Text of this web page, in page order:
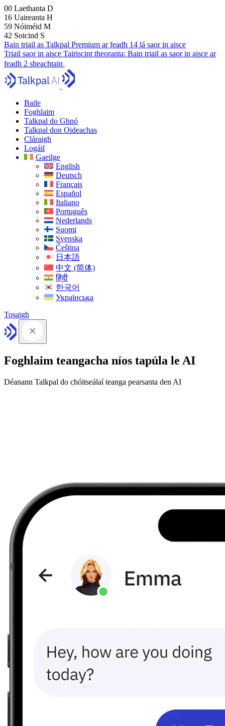
00 Laethanta D
16 Uaireanta H
59 Nóiméid M
41 Soicind S
Bain triail as Talkpal Premium ar feadh 14 lá saor in aisce
Triail saor in aisce Tairiscint theoranta: Bain triail as saor in aisce ar
feadh 2 sheachtain
Baile
Foghlaim
Talkpal do Ghnó
Talkpal don Oideachas
Cláraigh
Logáil
Gaeilge
English
Deutsch
Français
Español
Italiano
Português
Nederlands
Suomi
Svenska
Čeština
日本語
中文 (简体)
हिंदी
한국어
Українська
Tosaigh
Foghlaim teangacha níos tapúla le AI
Déanann Talkpal do chóitseálaí teanga pearsanta den AI